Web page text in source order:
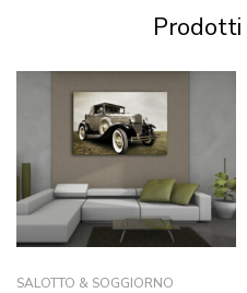
SALOTTO & SOGGIORNO